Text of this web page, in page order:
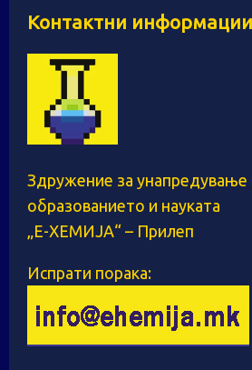
Контактни
Здружение за унапредување
образованието и науката
„Е-ХЕМИЈА“ – Прилеп
Испрати порака: